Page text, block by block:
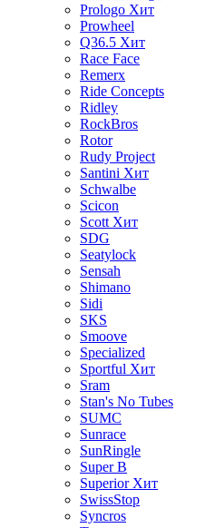
Prologo Хит
Prowheel
Q36.5 Хит
Race Face
Remerx
Ride Concepts
Ridley
RockBros
Rotor
Rudy Project
Santini Хит
Schwalbe
Scicon
Scott Хит
SDG
Seatylock
Sensah
Shimano
Sidi
SKS
Smoove
Specialized
Sportful Хит
Sram
Stan's No Tubes
SUMC
Sunrace
SunRingle
Super B
Superior Хит
SwissStop
Syncros